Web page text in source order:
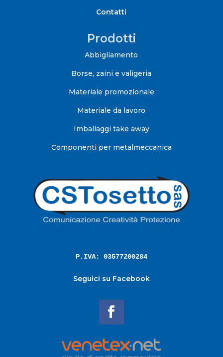
Contatti
Prodotti
Abbigliamento
Borse, zaini e valigeria
Materiale promozionale
Materiale da lavoro
Imballaggi take away
Componenti per metalmeccanica
P.IVA: 03577200284
Seguici su Facebook